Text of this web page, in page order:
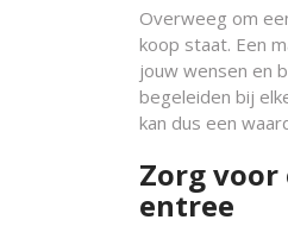
Overweeg om
koop staat. Een
jouw wensen en
begeleiden bij
kan dus een
Zorg
entree